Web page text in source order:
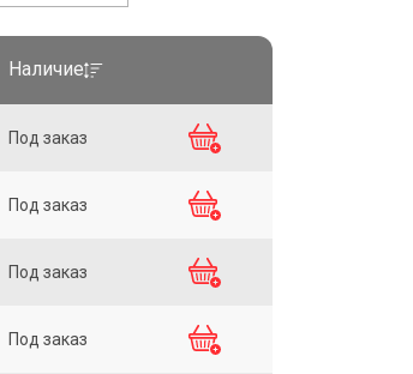
Наличие
Под заказ
Под заказ
Под заказ
Под заказ